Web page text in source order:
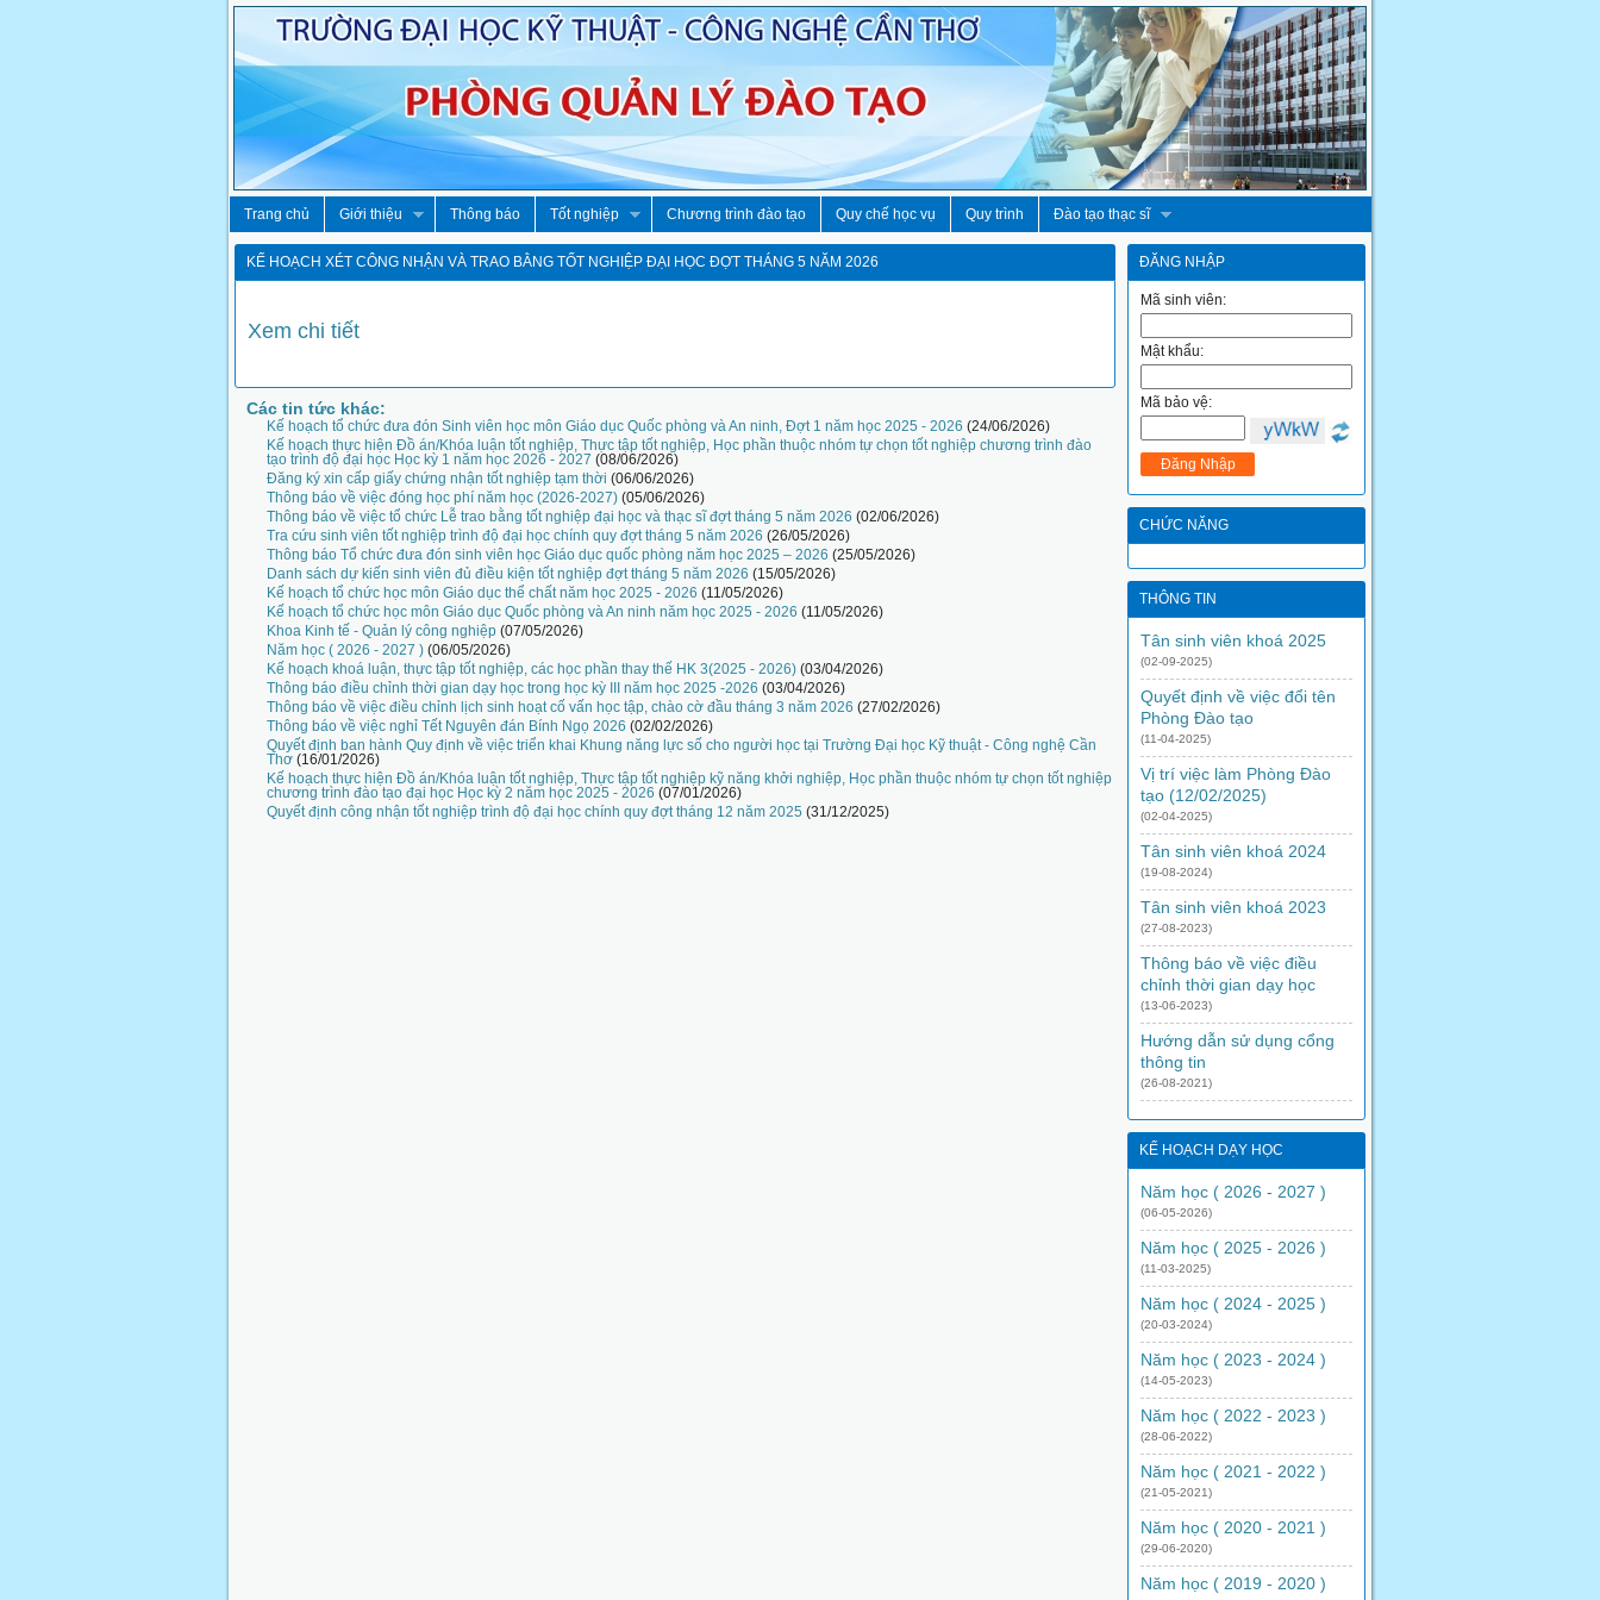
Trang chủ Giới thiệu Thông báo Tốt nghiệp Chương trình đào tạo Quy chế học vụ Quy trình Đào tạo thạc sĩ
KẾ HOẠCH XÉT CÔNG NHẬN VÀ TRAO BẰNG TỐT NGHIỆP ĐẠI HỌC ĐỢT THÁNG 5 NĂM 2026
Xem chi tiết
Các tin tức khác:
Kế hoạch tổ chức đưa đón Sinh viên học môn Giáo dục Quốc phòng và An ninh, Đợt 1 năm học 2025 - 2026 (24/06/2026)
Kế hoạch thực hiện Đồ án/Khóa luận tốt nghiệp, Thực tập tốt nghiệp, Học phần thuộc nhóm tự chọn tốt nghiệp chương trình đào
tạo trình độ đại học Học kỳ 1 năm học 2026 - 2027 (08/06/2026)
Đăng ký xin cấp giấy chứng nhận tốt nghiệp tạm thời (06/06/2026)
Thông báo về việc đóng học phí năm học (2026-2027) (05/06/2026)
Thông báo về việc tổ chức Lễ trao bằng tốt nghiệp đại học và thạc sĩ đợt tháng 5 năm 2026 (02/06/2026)
Tra cứu sinh viên tốt nghiệp trình độ đại học chính quy đợt tháng 5 năm 2026 (26/05/2026)
Thông báo Tổ chức đưa đón sinh viên học Giáo dục quốc phòng năm học 2025 – 2026 (25/05/2026)
Danh sách dự kiến sinh viên đủ điều kiện tốt nghiệp đợt tháng 5 năm 2026 (15/05/2026)
Kế hoạch tổ chức học môn Giáo dục thể chất năm học 2025 - 2026 (11/05/2026)
Kế hoạch tổ chức học môn Giáo dục Quốc phòng và An ninh năm học 2025 - 2026 (11/05/2026)
Khoa Kinh tế - Quản lý công nghiệp (07/05/2026)
Năm học ( 2026 - 2027 ) (06/05/2026)
Kế hoạch khoá luận, thực tập tốt nghiệp, các học phần thay thế HK 3(2025 - 2026) (03/04/2026)
Thông báo điều chỉnh thời gian dạy học trong học kỳ III năm học 2025 -2026 (03/04/2026)
Thông báo về việc điều chỉnh lịch sinh hoạt cố vấn học tập, chào cờ đầu tháng 3 năm 2026 (27/02/2026)
Thông báo về việc nghỉ Tết Nguyên đán Bính Ngọ 2026 (02/02/2026)
Quyết định ban hành Quy định về việc triển khai Khung năng lực số cho người học tại Trường Đại học Kỹ thuật - Công nghệ Cần
Thơ (16/01/2026)
Kế hoạch thực hiện Đồ án/Khóa luận tốt nghiệp, Thực tập tốt nghiệp kỹ năng khởi nghiệp, Học phần thuộc nhóm tự chọn tốt nghiệp
chương trình đào tạo đại học Học kỳ 2 năm học 2025 - 2026 (07/01/2026)
Quyết định công nhận tốt nghiệp trình độ đại học chính quy đợt tháng 12 năm 2025 (31/12/2025)
ĐĂNG NHẬP
Mã sinh viên:
Mật khẩu:
Mã bảo vệ:
CHỨC NĂNG
THÔNG TIN
Tân sinh viên khoá 2025
(02-09-2025)
Quyết định về việc đổi tên
Phòng Đào tạo
(11-04-2025)
Vị trí việc làm Phòng Đào
tạo (12/02/2025)
(02-04-2025)
Tân sinh viên khoá 2024
(19-08-2024)
Tân sinh viên khoá 2023
(27-08-2023)
Thông báo về việc điều
chỉnh thời gian dạy học
(13-06-2023)
Hướng dẫn sử dụng cổng
thông tin
(26-08-2021)
KẾ HOẠCH DẠY HỌC
Năm học ( 2026 - 2027 )
(06-05-2026)
Năm học ( 2025 - 2026 )
(11-03-2025)
Năm học ( 2024 - 2025 )
(20-03-2024)
Năm học ( 2023 - 2024 )
(14-05-2023)
Năm học ( 2022 - 2023 )
(28-06-2022)
Năm học ( 2021 - 2022 )
(21-05-2021)
Năm học ( 2020 - 2021 )
(29-06-2020)
Năm học ( 2019 - 2020 )